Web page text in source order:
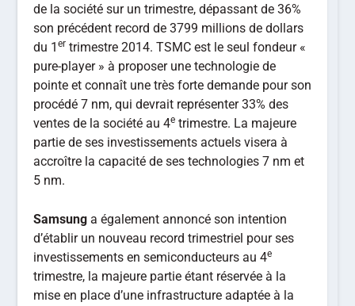
de la société sur un trimestre, dépassant de 36%
son précédent record de 3799 millions de dollars
du 1er trimestre 2014. TSMC est le seul fondeur «
pure-player » à proposer une technologie de
pointe et connaît une très forte demande pour son
procédé 7 nm, qui devrait représenter 33% des
ventes de la société au 4e trimestre. La majeure
partie de ses investissements actuels visera à
accroître la capacité de ses technologies 7 nm et
5 nm.
Samsung a également annoncé son intention
d’établir un nouveau record trimestriel pour ses
investissements en semiconducteurs au 4e
trimestre, la majeure partie étant réservée à la
mise en place d’une infrastructure adaptée à la